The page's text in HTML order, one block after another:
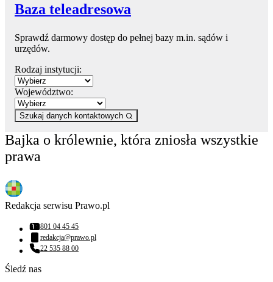
Baza teleadresowa
Sprawdź darmowy dostęp do pełnej bazy m.in. sądów i
urzędów.
Rodzaj instytucji:
Województwo:
Szukaj danych kontaktowych
Bajka o królewnie, która zniosła wszystkie
prawa
Redakcja serwisu Prawo.pl
Numer telefonu:
801 04 45 45
Adres email:
redakcja@prawo.pl
Numer telefonu:
22 535 88 00
Śledź nas